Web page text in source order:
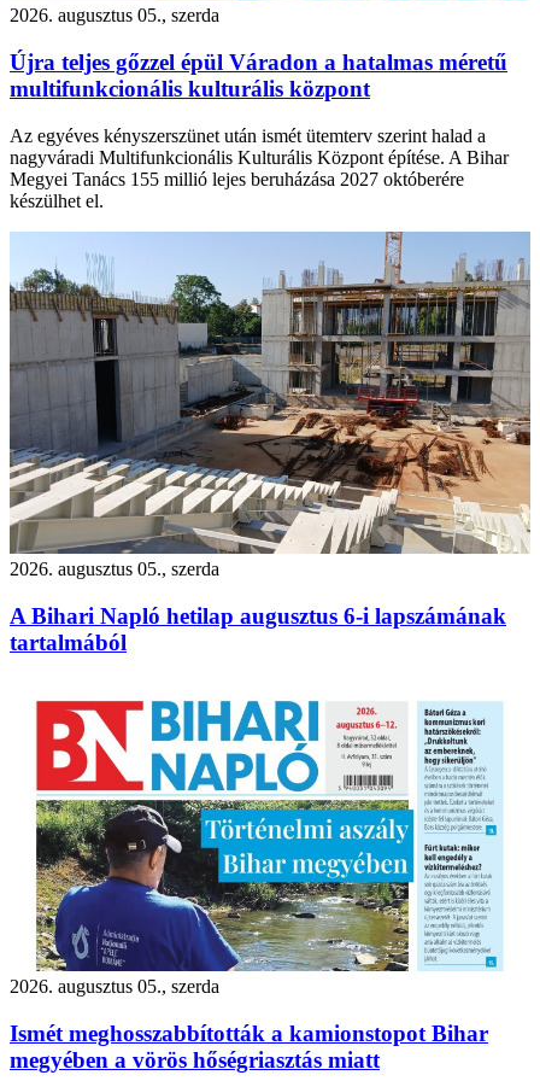
2026. augusztus 05., szerda
Újra teljes gőzzel épül Váradon a hatalmas méretű
multifunkcionális kulturális központ
Az egyéves kényszerszünet után ismét ütemterv szerint halad a
nagyváradi Multifunkcionális Kulturális Központ építése. A Bihar
Megyei Tanács 155 millió lejes beruházása 2027 októberére
készülhet el.
2026. augusztus 05., szerda
A Bihari Napló hetilap augusztus 6-i lapszámának
tartalmából
2026. augusztus 05., szerda
Ismét meghosszabbították a kamionstopot Bihar
megyében a vörös hőségriasztás miatt